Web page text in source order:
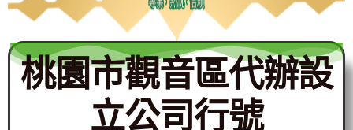
桃園市觀音區代辦設
立公司行號